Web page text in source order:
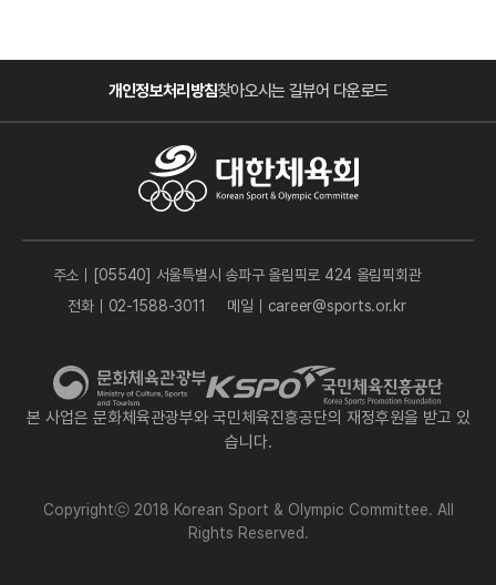
개인정보처리방침찾아오시는 길뷰어 다운로드
주소｜[05540] 서울특별시 송파구 올림픽로 424 올림픽회관
전화｜02-1588-3011
메일｜career@sports.or.kr
본 사업은 문화체육관광부와 국민체육진흥공단의 재정후원을 받고 있
습니다.
Copyrightⓒ 2018 Korean Sport & Olympic Committee. All
Rights Reserved.